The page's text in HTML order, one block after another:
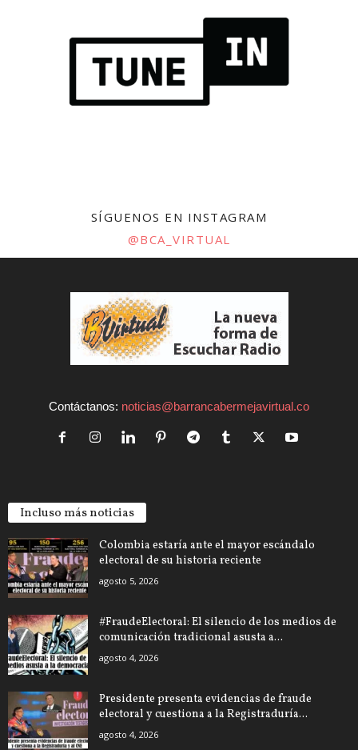
SÍGUENOS EN INSTAGRAM
@BCA_VIRTUAL
Contáctanos: noticias@barrancabermejavirtual.co
Incluso más noticias
Colombia estaría ante el mayor escándalo
electoral de su historia reciente
agosto 5, 2026
#FraudeElectoral: El silencio de los medios de
comunicación tradicional asusta a...
agosto 4, 2026
Presidente presenta evidencias de fraude
electoral y cuestiona a la Registraduría...
agosto 4, 2026